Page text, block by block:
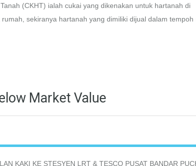
(CKHT) ialah cukai yang dikenakan untuk hartanah di
sekiranya hartanah yang dimiliki dijual dalam tempoh
Market Value
KAKI KE STESYEN LRT & TESCO PUSAT BANDAR